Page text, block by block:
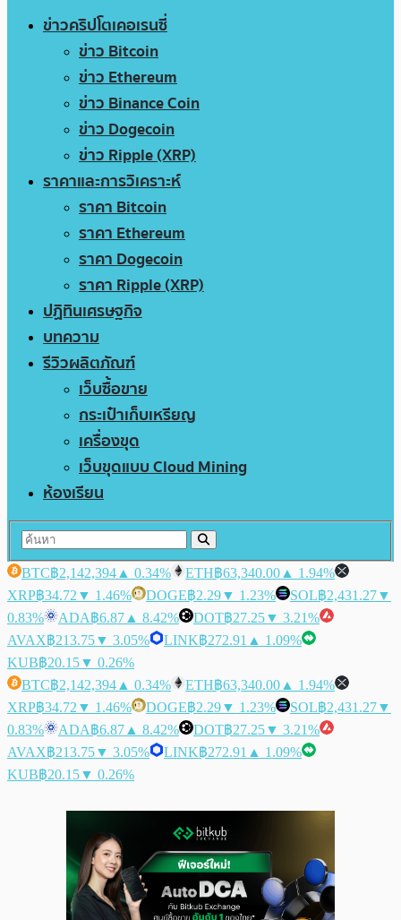
ข่าวคริปโตเคอเรนซี่
ข่าว Bitcoin
ข่าว Ethereum
ข่าว Binance Coin
ข่าว Dogecoin
ข่าว Ripple (XRP)
ราคาและการวิเคราะห์
ราคา Bitcoin
ราคา Ethereum
ราคา Dogecoin
ราคา Ripple (XRP)
ปฏิทินเศรษฐกิจ
บทความ
รีวิวผลิตภัณฑ์
เว็บซื้อขาย
กระเป๋าเก็บเหรียญ
เครื่องขุด
เว็บขุดแบบ Cloud Mining
ห้องเรียน
BTC฿2,142,394 ▲ 0.34% ETH฿63,340.00 ▲ 1.94%
XRP฿34.72 ▼ 1.46% DOGE฿2.29▼ 1.23% SOL฿2,431.27▼
0.83%
ADA฿6.87 ▲ 8.42% DOT฿27.25▼ 3.21%
AVAX฿213.75▼ 3.05% LINK฿272.91 ▲ 1.09%
KUB฿20.15▼ 0.26%
BTC฿2,142,394 ▲ 0.34% ETH฿63,340.00 ▲ 1.94%
XRP฿34.72 ▼ 1.46% DOGE฿2.29▼ 1.23% SOL฿2,431.27▼
0.83%
ADA฿6.87 ▲ 8.42% DOT฿27.25▼ 3.21%
AVAX฿213.75▼ 3.05% LINK฿272.91 ▲ 1.09%
KUB฿20.15▼ 0.26%